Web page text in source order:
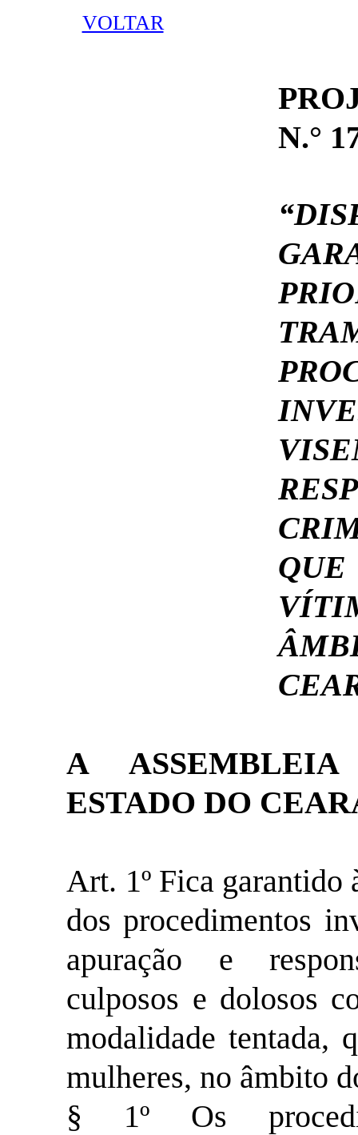
VOLTAR
N.°
A
ESTADO DO
Art. 1º Fica garantido
dos procedimentos
apuração e
culposos e dolosos
modalidade tentada,
mulheres, no âmbito
§ 1º Os